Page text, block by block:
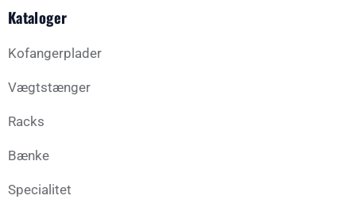
Kataloger
Kofangerplader
Vægtstænger
Racks
Bænke
Specialitet